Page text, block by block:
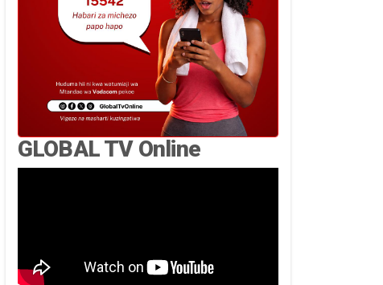
GLOBAL TV Online